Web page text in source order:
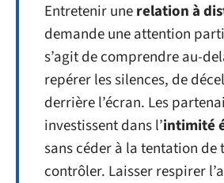
Entretenir unerelation à
demande une attention
s’agit de comprendre au-
repérer les silences, de
derrière l’écran. Les
investissent dans l’intimité
sans céder à la tentation
contrôler. Laisser respirer